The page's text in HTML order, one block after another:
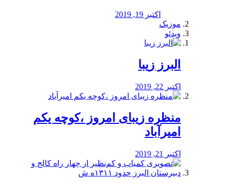
اکتبر 19, 2019
موزیک
ویدئو
البرز زیبا
اکتبر 22, 2019
منظره‌‌ زیبای امروز ،کوچه یکم
امیرآباد
اکتبر 21, 2019